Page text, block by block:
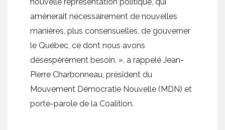
amènerait nécessairement de nouvelles
manières, plus consensuelles, de gouverner
le Québec, ce dont nous avons
désespérément besoin. », a rappelé Jean-
Pierre Charbonneau, président du
Mouvement Démocratie Nouvelle (MDN) et
porte-parole de la Coalition.